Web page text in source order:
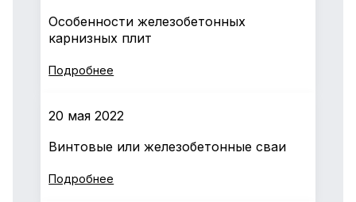
Особенности железобетонных
карнизных плит
Подробнее
20 мая 2022
Винтовые или железобетонные сваи
Подробнее